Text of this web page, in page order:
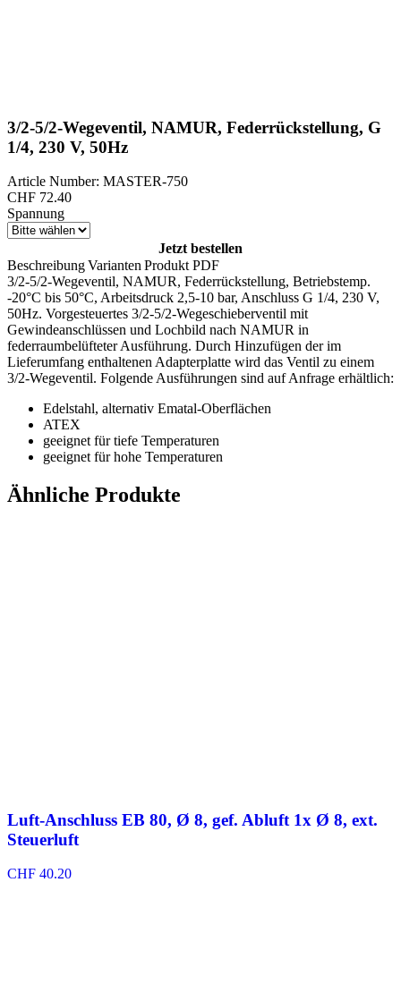
3/2-5/2-Wegeventil, NAMUR, Federrückstellung, G
1/4, 230 V, 50Hz
Article Number: MASTER-750
CHF 72.40
Spannung
Jetzt bestellen
BeschreibungVarianten Produkt PDF
3/2-5/2-Wegeventil, NAMUR, Federrückstellung, Betriebstemp.
-20°C bis 50°C, Arbeitsdruck 2,5-10 bar, Anschluss G 1/4, 230 V,
50Hz. Vorgesteuertes 3/2-5/2-Wegeschieberventil mit
Gewindeanschlüssen und Lochbild nach NAMUR in
federraumbelüfteter Ausführung. Durch Hinzufügen der im
Lieferumfang enthaltenen Adapterplatte wird das Ventil zu einem
3/2-Wegeventil. Folgende Ausführungen sind auf Anfrage erhältlich:
Edelstahl, alternativ Ematal-Oberflächen
ATEX
geeignet für tiefe Temperaturen
geeignet für hohe Temperaturen
Ähnliche Produkte
Luft-Anschluss EB 80, Ø 8, gef. Abluft 1x Ø 8, ext.
Steuerluft
CHF 40.20